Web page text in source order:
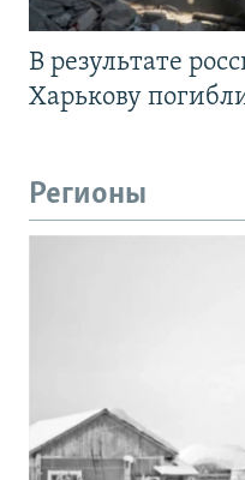
В результате
Харькову
Регионы